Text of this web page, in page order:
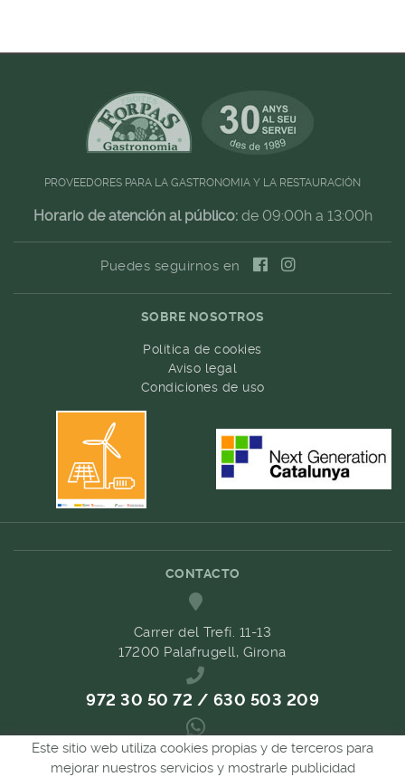
PROVEEDORES PARA LA GASTRONOMIA Y LA RESTAURACIÓN
Horario de atención al público:de 09:00h a 13:00h
Puedes seguirnos en
SOBRE NOSOTROS
Política de cookies
Aviso legal
Condiciones de uso
CONTACTO
Carrer del Trefí. 11-13
17200 Palafrugell, Girona
972 30 50 72 / 630 503 209
689 657 489
Este sitio web utiliza cookies propias y de terceros para
mejorar nuestros servicios y mostrarle publicidad